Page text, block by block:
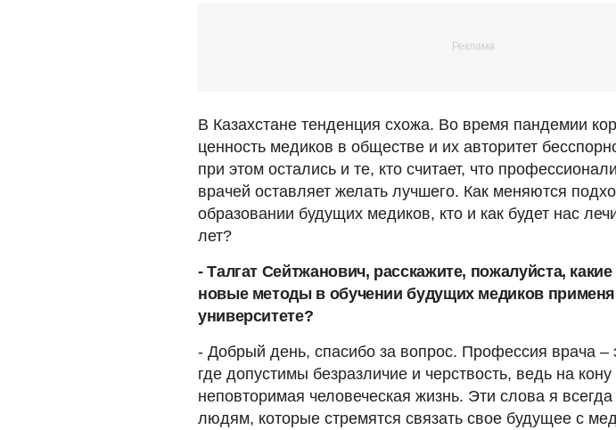
В Казахстане тенденция схожа. Во время пандемии
ценность медиков в обществе и их авторитет
при этом остались и те, кто считает, что
врачей оставляет желать лучшего. Как меняются
образовании будущих медиков, кто и как будет нас
лет?
- Талгат Сейтжанович, расскажите, пожалуйста,
новые методы в обучении будущих медиков
университете?
- Добрый день, спасибо за вопрос. Профессия врача –
где допустимы безразличие и черствость, ведь на
неповторимая человеческая жизнь. Эти слова я
людям, которые стремятся связать свое будущее с